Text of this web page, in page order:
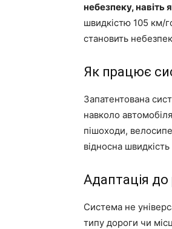
небезпеку,
швидкістю 105 км/
становить
Як працює
Запатентована
навколо
пішоходи,
відносна
Адаптація до
Система не
типу дороги чи